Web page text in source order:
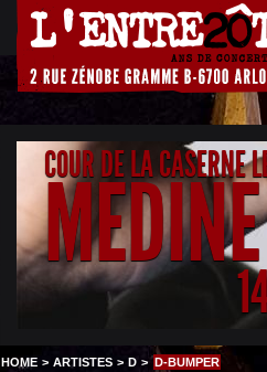
COUR DE LA CASERNE
MEDINE
HOME > ARTISTES > D > D-BUMPER